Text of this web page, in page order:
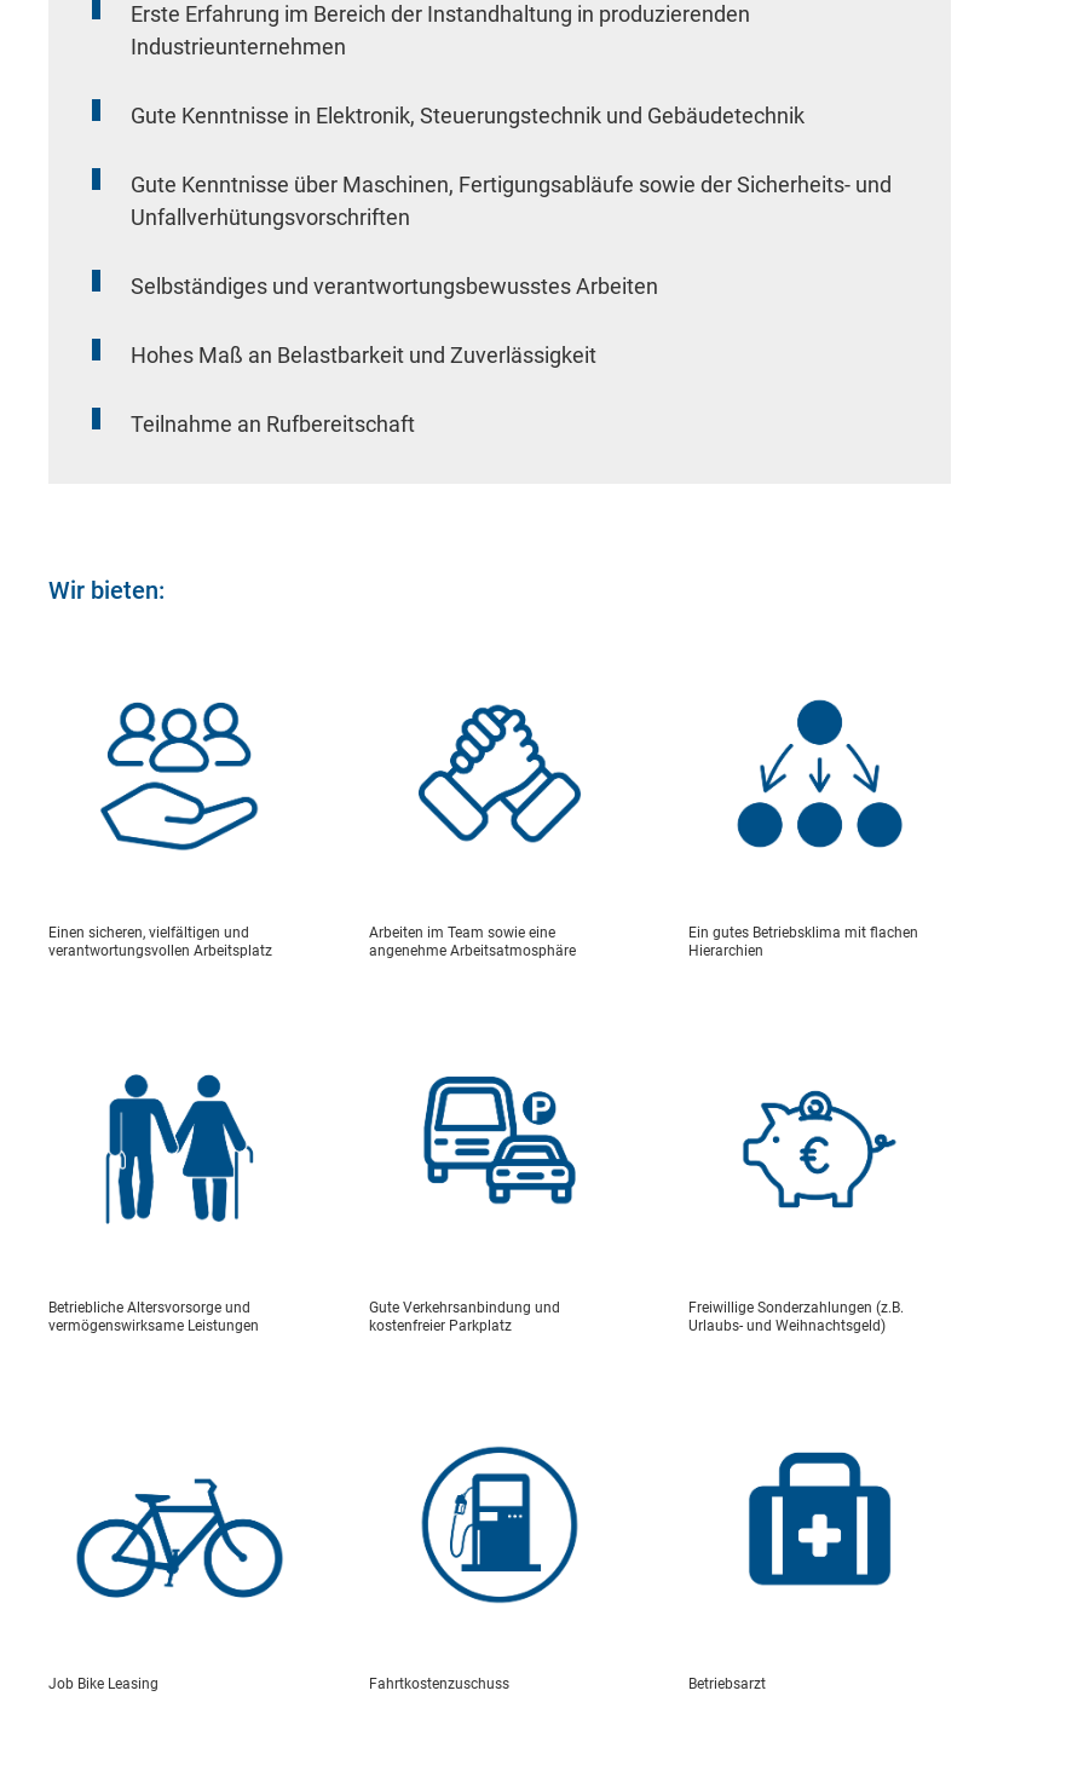
Erste Erfahrung im Bereich der Instandhaltung in produzierenden
Industrieunternehmen
Gute Kenntnisse in Elektronik, Steuerungstechnik und Gebäudetechnik
Gute Kenntnisse über Maschinen, Fertigungsabläufe sowie der Sicherheits- und
Unfallverhütungsvorschriften
Selbständiges und verantwortungsbewusstes Arbeiten
Hohes Maß an Belastbarkeit und Zuverlässigkeit
Teilnahme an Rufbereitschaft
Wir bieten:
Einen sicheren, vielfältigen und
verantwortungsvollen Arbeitsplatz
Arbeiten im Team sowie eine
angenehme Arbeitsatmosphäre
Ein gutes Betriebsklima mit flachen
Hierarchien
Betriebliche Altersvorsorge und
vermögenswirksame Leistungen
Gute Verkehrsanbindung und
kostenfreier Parkplatz
Freiwillige Sonderzahlungen (z.B.
Urlaubs- und Weihnachtsgeld)
Job Bike Leasing Fahrtkostenzuschuss Betriebsarzt
External Content
Marketing und Statistik
Akzeptieren Ablehnen
Impressum